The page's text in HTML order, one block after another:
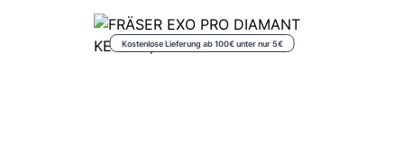
Kostenlose Lieferung ab 100€ unter nur 5€